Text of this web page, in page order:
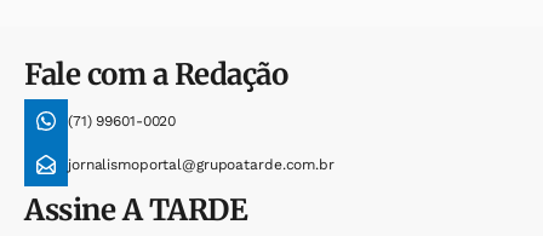
Fale com a Redação
(71) 99601-0020
jornalismoportal@grupoatarde.com.br
AssineA TARDE